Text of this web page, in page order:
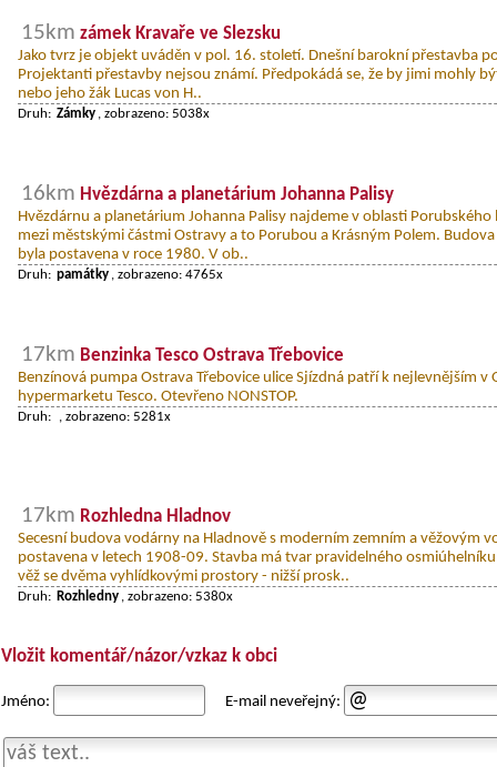
15km zámek Kravaře ve Slezsku
Jako tvrz je objekt uváděn v pol. 16. století. Dnešní barokní přestavba
Projektanti přestavby nejsou známí. Předpokádá se, že by jimi mohly
nebo jeho žák Lucas von H..
Druh: Zámky , zobrazeno: 5038x
16km Hvězdárna a planetárium Johanna Palisy
Hvězdárnu a planetárium Johanna Palisy najdeme v oblasti
mezi městskými částmi Ostravy a to Porubou a Krásným Polem.
byla postavena v roce 1980. V ob..
Druh: památky , zobrazeno: 4765x
17km Benzinka Tesco Ostrava Třebovice
Benzínová pumpa Ostrava Třebovice ulice Sjízdná patří k nejlevnějším v
hypermarketu Tesco. Otevřeno NONSTOP.
Druh: , zobrazeno: 5281x
17km Rozhledna Hladnov
Secesní budova vodárny na Hladnově s moderním zemním a věžovým
postavena v letech 1908-09. Stavba má tvar pravidelného
věž se dvěma vyhlídkovými prostory - nižší prosk..
Druh: Rozhledny , zobrazeno: 5380x
Vložit komentář/názor/vzkaz k obci
Jméno: E-mail neveřejný: